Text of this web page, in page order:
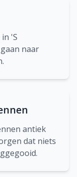
'S
naar
antiek
dat niets